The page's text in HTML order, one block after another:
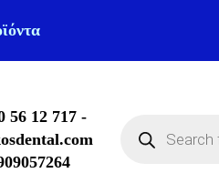
56 12 717 -
search